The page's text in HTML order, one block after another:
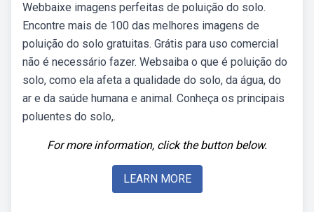
Webbaixe imagens perfeitas de poluição do solo.
Encontre mais de 100 das melhores imagens de
poluição do solo gratuitas. Grátis para uso comercial
não é necessário fazer. Websaiba o que é poluição do
solo, como ela afeta a qualidade do solo, da água, do
ar e da saúde humana e animal. Conheça os principais
poluentes do solo,.
For more information, click the button below.
LEARN MORE